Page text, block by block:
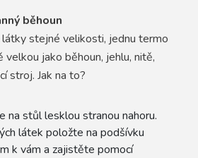
běhoun
stejné velikosti, jednu termo
jako běhoun, jehlu, nitě,
stroj. Jak na to?
na stůl lesklou stranou nahoru.
látek položte na podšívku
k vám a zajistěte pomocí